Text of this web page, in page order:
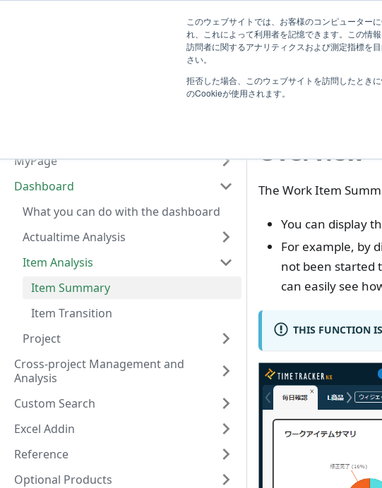
このウェブサイトでは、お客様のコンピューター
れ、これによって利用者を記憶できます。この情
訪問者に関するアナリティクスおよび測定指標を
さい。
拒否した場合、このウェブサイトを訪問したとき
のCookieが使用されます。
System
Administrator
Knowledge
MyPage
Dashboard
What you can do with the dashboard
Actualtime Analysis
Item Analysis
Item Summary
Item Transition
Project
Cross-project Management and
Analysis
Custom Search
Excel Addin
Reference
Optional Products
Item
Overview
The Work Item
You can display
For example, by
not been started
can easily see
THIS FUNCTION